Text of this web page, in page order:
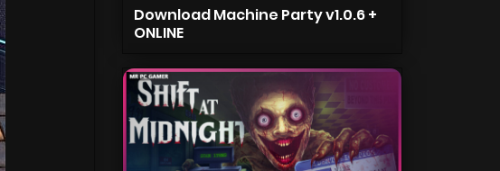
Download Machine Party v1.0.6 +
ONLINE